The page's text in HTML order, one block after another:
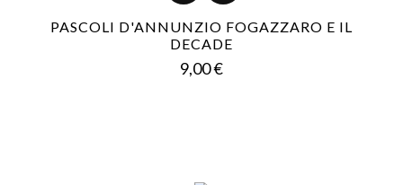
PASCOLI D'ANNUNZIO FOGAZZARO E IL
DECADE
9,00 €Prezzo